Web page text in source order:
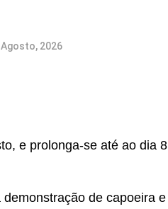
Agosto, 2026
e prolonga-se até ao dia
de capoeira